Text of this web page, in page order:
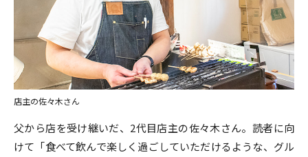
店主の佐々木さん
父から店を受け継いだ、2代目店主の佐々木さん。読者に向
けて「食べて飲んで楽しく過ごしていただけるような、グル